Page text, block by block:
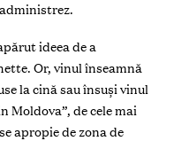
administrez.
ideea de a
Or, vinul înseamnă
la cină sau însuși vinul
Moldova”, de cele mai
apropie de zona de